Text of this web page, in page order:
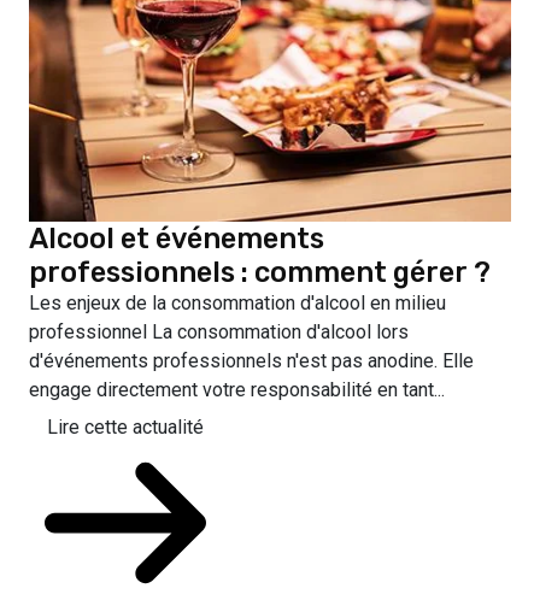
Alcool et événements
professionnels : comment gérer ?
Les enjeux de la consommation d'alcool en milieu
professionnel La consommation d'alcool lors
d'événements professionnels n'est pas anodine. Elle
engage directement votre responsabilité en tant...
Lire cette actualité